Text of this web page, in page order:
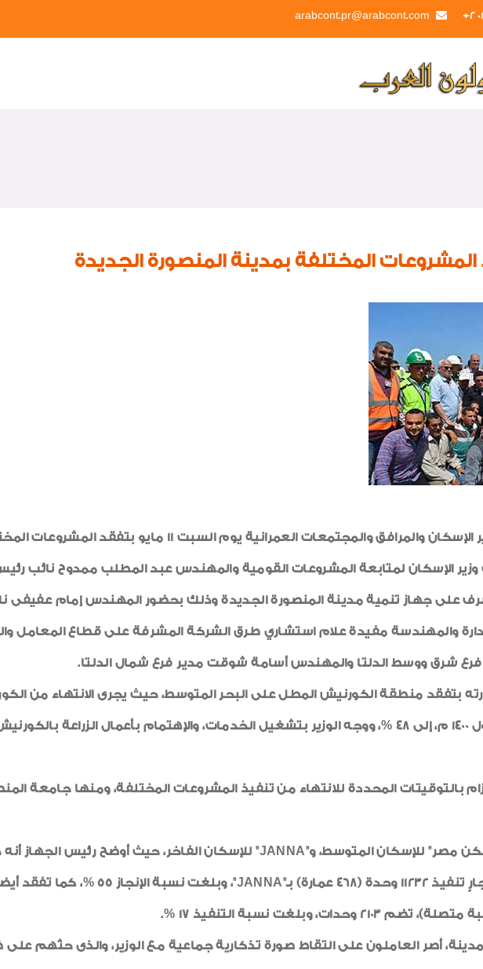
arabcont.pr@arabcont.com
المشروعات المختلفة بمدينة المنصورة الجديدة
قام الدكتور عاصم الجزار وزير الإسكان والمرافق والمجتمعات
الإسكان لمتابعة المشروعات القومية والمهندس عبد المطلب ممدوح نائب
على جهاز تنمية مدينة المنصورة الجديدة وذلك بحضور المهندس إمام عفيفى
والمهندسة مفيدة علام استشاري طرق الشركة المشرفة على قطاع
شرق ووسط الدلتا والمهندس أسامة شوقت مدير فرع شمال الدلتا.
تنفيذ الكورنيش الغربى بطول 1400 م، إلى 48 %، ووجه الوزير بتشغيل الخدمات، والإهتمام
بالتوقيتات المحددة للانتهاء من تنفيذ المشروعات المختلفة، ومنها جامعة
مصر" للإسكان المتوسط، و"JANNA
JANNA
وبلغت نسبة التنفيذ 17 %.
أصر العاملون على التقاط صورة تذكارية جماعية مع الوزير، والذى حثهم